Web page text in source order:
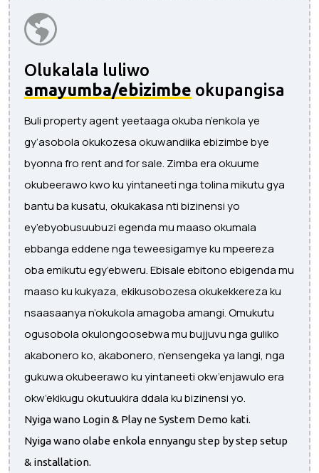
Olukalala luliwo
amayumba/ebizimbe okupangisa
Buli property agent yeetaaga okuba n’enkola ye
gy’asobola okukozesa okuwandiika ebizimbe bye
byonna fro rent and for sale. Zimba era okuume
okubeerawo kwo ku yintaneeti nga tolina mikutu gya
bantu ba kusatu, okukakasa nti bizinensi yo
ey’ebyobusuubuzi egenda mu maaso okumala
ebbanga eddene nga teweesigamye ku mpeereza
oba emikutu egy’ebweru. Ebisale ebitono ebigenda mu
maaso ku kukyaza, ekikusobozesa okukekkereza ku
nsaasaanya n’okukola amagoba amangi. Omukutu
ogusobola okulongoosebwa mu bujjuvu nga guliko
akabonero ko, akabonero, n’ensengeka ya langi, nga
gukuwa okubeerawo ku yintaneeti okw’enjawulo era
okw’ekikugu okutuukira ddala ku bizinensi yo.
Nyiga wano Login & Play ne System Demo kati.
Nyiga wano olabe enkola ennyangu step by step setup
& installation.